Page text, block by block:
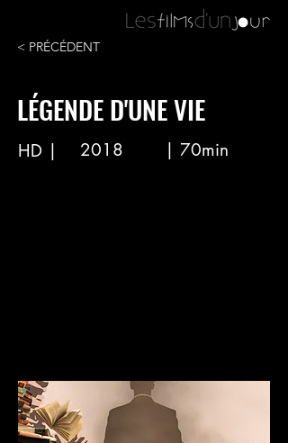
< PRÉCÉDENT
LÉGENDE D'UNE VIE
HD | 2018 | 70min